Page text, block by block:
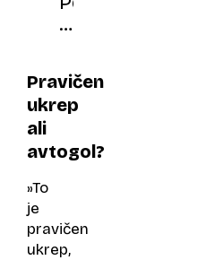
na
pa
na
Pravičen
ukrep
ali
avtogol?
»To
je
pravičen
ukrep,